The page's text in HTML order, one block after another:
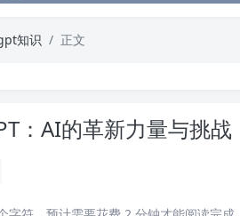
知识 正文
：AI的革新力量与挑战